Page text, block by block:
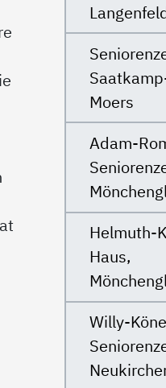
Moers
Adam-
Helmuth-
Haus,
Willy-